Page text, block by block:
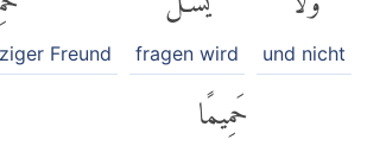
und nicht
fragen wird
Freund
حَمِيمًا